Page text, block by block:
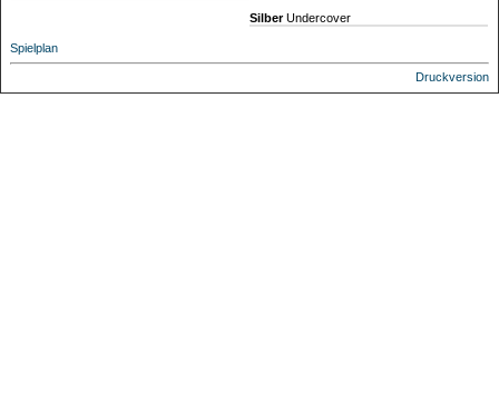
SilberUndercover
Spielplan
Druckversion